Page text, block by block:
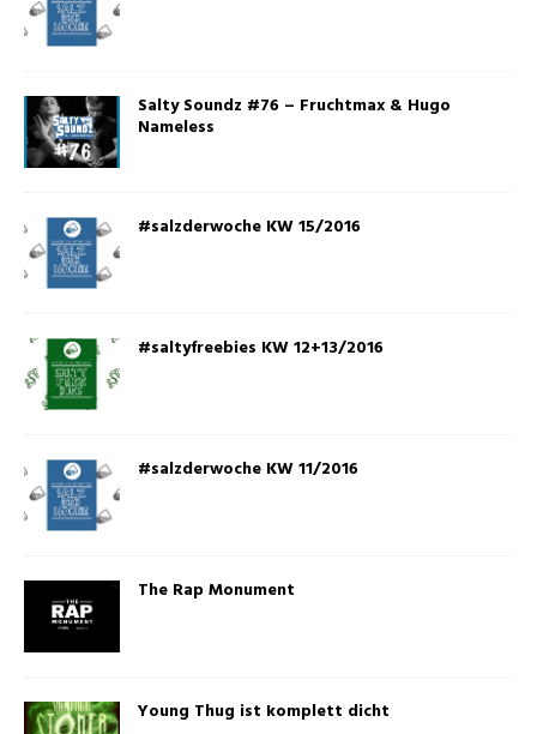
Salty Soundz #76 – Fruchtmax & Hugo
Nameless
#salzderwoche KW 15/2016
#saltyfreebies KW 12+13/2016
#salzderwoche KW 11/2016
The Rap Monument
Young Thug ist komplett dicht